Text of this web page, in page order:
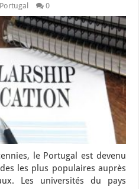
0
le Portugal est devenu
les plus populaires auprès
Les universités du pays